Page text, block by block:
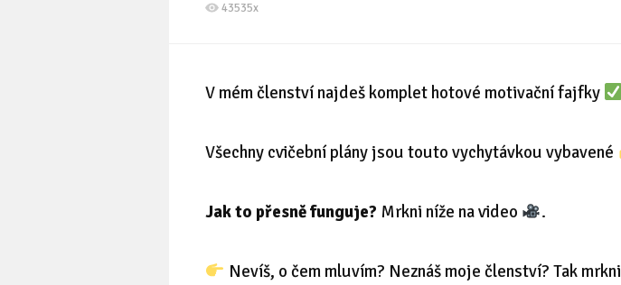
43535x
V mém členství najdeš komplet hotové motivační fajfky
Všechny cvičební plány jsou touto vychytávkou vybavené
Jak to přesně funguje? Mrkni níže na video .
Nevíš, o čem mluvím? Neznáš moje členství? Tak